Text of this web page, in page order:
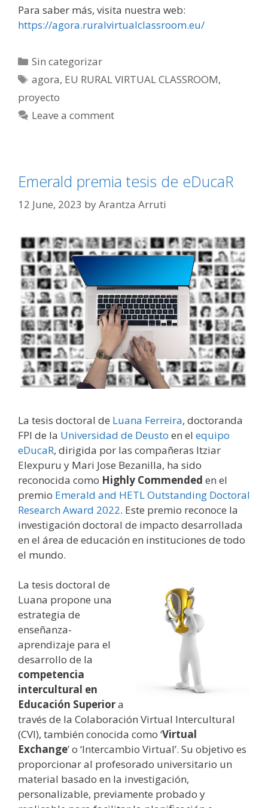
Para saber más, visita nuestra web:
https://agora.ruralvirtualclassroom.eu/
Categories
Sin categorizar
Tags
agora, EU RURAL VIRTUAL CLASSROOM,
proyecto
Leave a comment
Emerald premia tesis de eDucaR
12 June, 2023 byArantza Arruti
La tesis doctoral de Luana Ferreira, doctoranda
FPI de la Universidad de Deusto en el equipo
eDucaR, dirigida por las compañeras Itziar
Elexpuru y Mari Jose Bezanilla, ha sido
reconocida como Highly Commended en el
premio Emerald and HETL Outstanding Doctoral
Research Award 2022. Este premio reconoce la
investigación doctoral de impacto desarrollada
en el área de educación en instituciones de todo
el mundo.
La tesis doctoral de
Luana propone una
estrategia de
enseñanza-
aprendizaje para el
desarrollo de la
competencia
intercultural en
Educación Superiora
través de la Colaboración Virtual Intercultural
(CVI), también conocida como ‘Virtual
Exchange’ o ‘Intercambio Virtual’. Su objetivo es
proporcionar al profesorado universitario un
material basado en la investigación,
personalizable, previamente probado y